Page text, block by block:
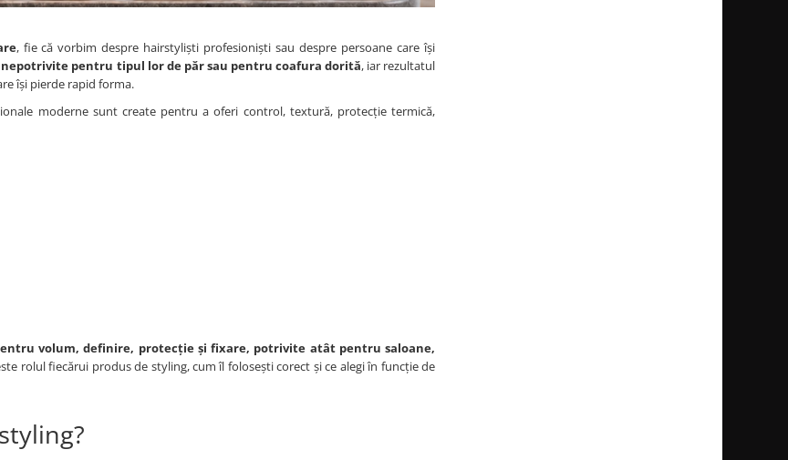
, fie că vorbim despre hairstyliști profesioniști sau despre persoane care își
nepotrivite pentru tipul lor de păr sau pentru coafura dorită, iar rezultatul
își pierde rapid forma.
moderne sunt create pentru a oferi control, textură, protecție termică,
volum, definire, protecție și fixare, potrivite atât pentru saloane,
rolul fiecărui produs de styling, cum îl folosești corect și ce alegi în funcție de